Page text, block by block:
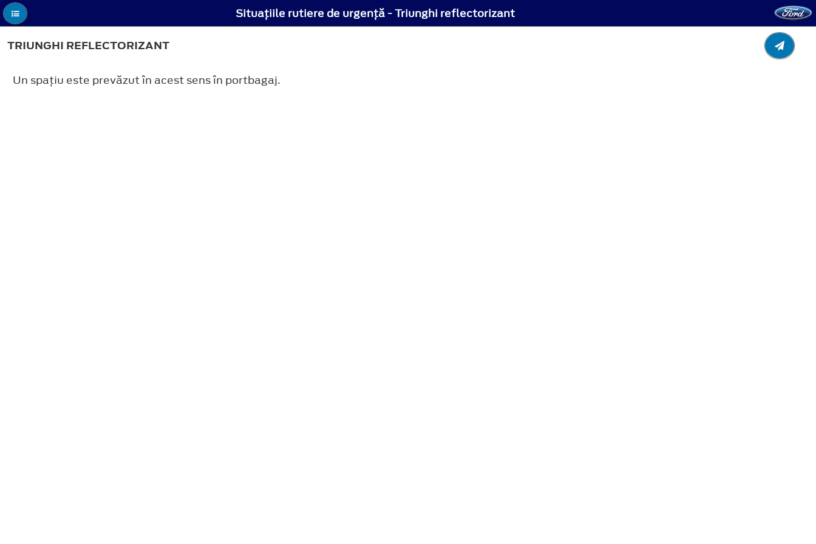
Situaţiile rutiere de urgenţă - Triunghi reflectorizant
TRIUNGHI REFLECTORIZANT
Un spaţiu este prevăzut în acest sens în portbagaj.